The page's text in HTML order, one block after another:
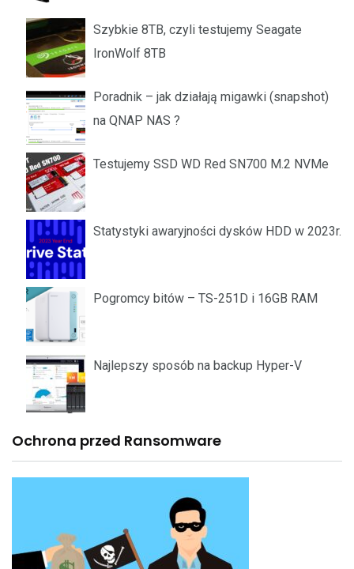
Szybkie 8TB, czyli testujemy Seagate
IronWolf 8TB
Poradnik – jak działają migawki (snapshot)
na QNAP NAS ?
Testujemy SSD WD Red SN700 M.2 NVMe
Statystyki awaryjności dysków HDD w 2023r.
Pogromcy bitów – TS-251D i 16GB RAM
Najlepszy sposób na backup Hyper-V
Ochrona przed Ransomware